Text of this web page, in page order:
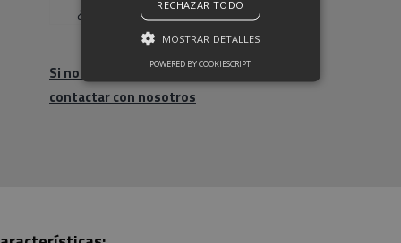
¿Olvidaste la contraseña?
Si no eres cliente, haz click para
contactar con nosotros
RECHAZAR TODO
MOSTRAR DETALLES
POWERED BY COOKIESCRIPT